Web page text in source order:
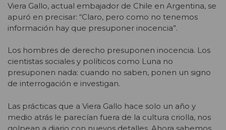
Viera Gallo, actual embajador de Chile en Argentina, se
apuró en precisar: “Claro, pero como no tenemos
información hay que presuponer inocencia”.
Los hombres de derecho presuponen inocencia. Los
cientistas sociales y políticos como Luna no
presuponen nada: cuando no saben, ponen un signo
de interrogación e investigan.
Las prácticas que a Viera Gallo hace solo un año y
medio atrás le parecían fuera de la cultura criolla, nos